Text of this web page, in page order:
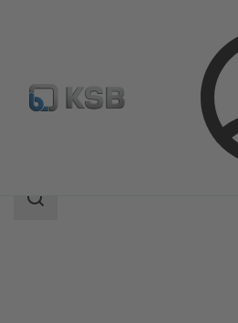
Katalog proizvoda
Raspon